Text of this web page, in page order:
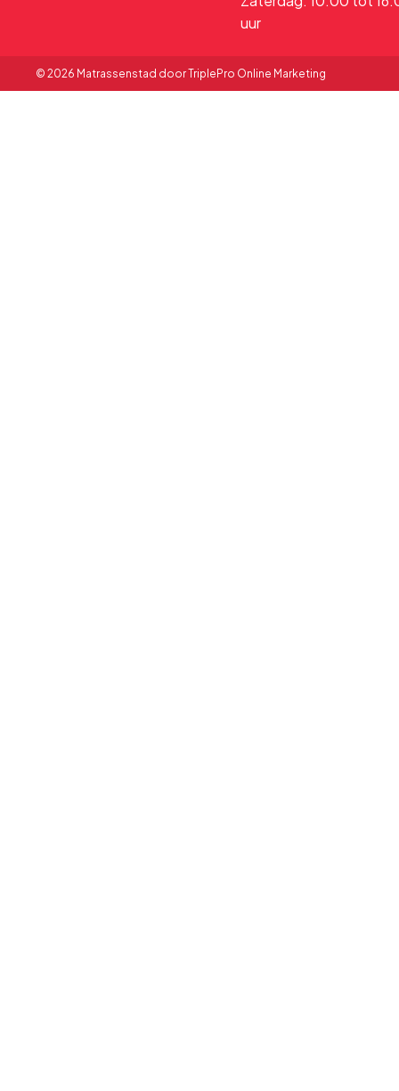
uur
© 2026 Matrassenstad door TriplePro Online Marketing